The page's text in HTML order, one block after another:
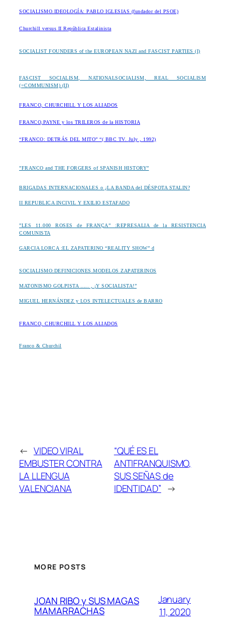
SOCIALISMO.IDEOLOGÍA: PABLO IGLESIAS (fundador del PSOE)
Churchill versus II República Estalinista
SOCIALIST FOUNDERS of the EUROPEAN NAZI and FASCIST PARTIES (I)
FASCIST SOCIALISM, NATIONALSOCIALISM, REAL SOCIALISM
(=COMMUNISM) (II)
FRANCO, CHURCHILL Y LOS ALIADOS
FRANCO,PAYNE y los TRILEROS de la HISTORIA
“FRANCO: DETRÁS DEL MITO” “( BBC TV. July , 1992)
”FRANCO and THE FORGERS of SPANISH HISTORY”
BRIGADAS INTERNACIONALES o ¿LA BANDA del DÉSPOTA STALIN?
II REPUBLICA INCIVIL Y EXILIO ESTAFADO
”LES 11.000 ROSES de FRANÇA” :REPRESALIA de la RESISTENCIA
COMUNISTA
GARCIA LORCA :EL ZAPATERINO “REALITY SHOW” d
SOCIALISMO:DEFINICIONES.MODELOS ZAPATERINOS
MATONISMO GOLPISTA ….. , ¡Y SOCIALISTA!”
MIGUEL HERNÁNDEZ y LOS INTELECTUALES de BARRO
FRANCO, CHURCHILL Y LOS ALIADOS
Franco & Churchil
← VIDEO VIRAL
EMBUSTER CONTRA
LA LLENGUA
VALENCIANA
“QUÉ ES EL
ANTIFRANQUISMO,
SUS SEÑAS de
IDENTIDAD” →
MORE POSTS
JOAN RIBO y SUS MAGAS
MAMARRACHAS
January
11, 2020